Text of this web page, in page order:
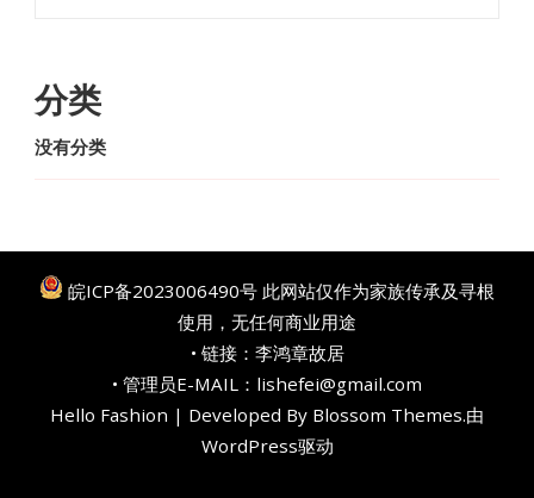
分类
没有分类
皖ICP备2023006490号 此网站仅作为家族传承及寻根
使用，无任何商业用途
• 链接： 李鸿章故居
• 管理员E-MAIL：lishefei@gmail.com
Hello Fashion | Developed By Blossom Themes.由
WordPress驱动